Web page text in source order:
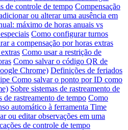
de controle de tempo Compensação
ou alterar uma ausência em
máximo de horas anuais vs
Como configurar turnos
a compensação por horas extras
Como usar a restrição de
Como salvar o código QR de
Chrome) Definições de feriados
Como salvar o ponto por ID como
Sobre sistemas de rastreamento de
de rastreamento de tempo Como
automático à ferramenta Time
ou editar observações em uma
de controle de tempo